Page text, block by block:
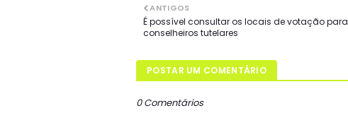
ANTIGOS
É possível consultar os locais de votação para
conselheiros tutelares
POSTAR UM COMENTÁRIO
0 Comentários